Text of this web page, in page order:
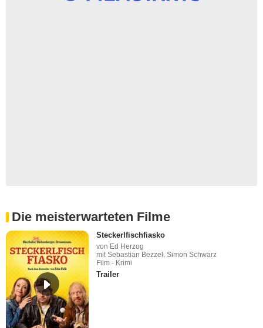
Die meisterwarteten Filme
Steckerlfischfiasko
von Ed Herzog
mit Sebastian Bezzel, Simon Schwarz
Film - Krimi
Trailer